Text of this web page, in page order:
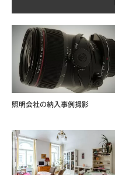
照明会社の納入事例撮影